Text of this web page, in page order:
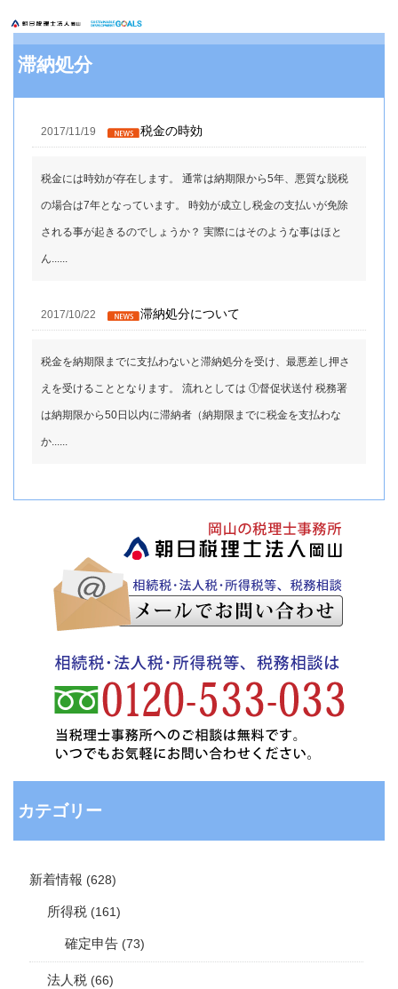
滞納処分
2017/11/19 税金の時効
税金には時効が存在します。 通常は納期限から5年、悪質な脱税
の場合は7年となっています。 時効が成立し税金の支払いが免除
される事が起きるのでしょうか？ 実際にはそのような事はほと
ん......
2017/10/22 滞納処分について
税金を納期限までに支払わないと滞納処分を受け、最悪差し押さ
えを受けることとなります。 流れとしては ①督促状送付 税務署
は納期限から50日以内に滞納者（納期限までに税金を支払わな
か......
カテゴリー
新着情報 (628)
所得税 (161)
確定申告 (73)
法人税 (66)